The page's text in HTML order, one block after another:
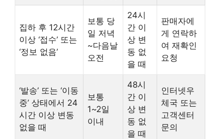
집하 후 12시간
이상 ‘접수’ 또는
‘정보 없음’
보통 당
일 저녁
~다음날
오전
24시
간 이
상 변
동 없
을 때
판매자에
게 연락하
여 재확인
요청
‘발송’ 또는 ‘이동
중’ 상태에서 24
시간 이상 변동
없을 때
보통
1~2일
이내
48시
간 이
상 변
동 없
을 때
인터넷우
체국 또는
고객센터
문의